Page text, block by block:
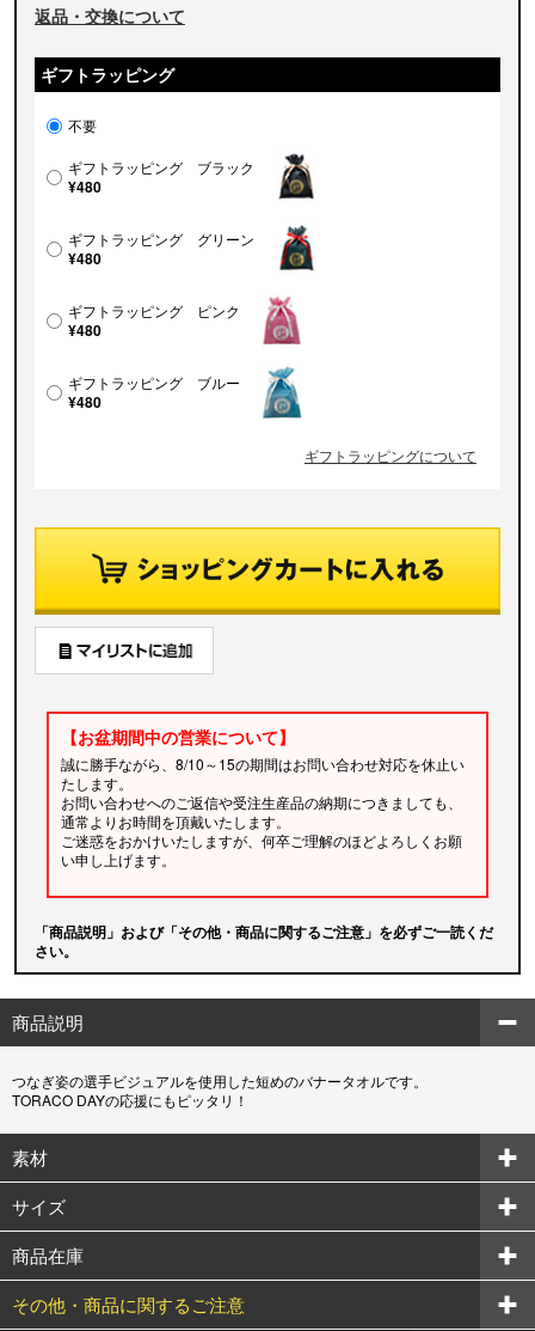
返品・交換について
ギフトラッピング
不要
ギフトラッピング ブラック
¥480
ギフトラッピング グリーン
¥480
ギフトラッピング ピンク
¥480
ギフトラッピング ブルー
¥480
ギフトラッピングについて
【お盆期間中の営業について】
誠に勝手ながら、8/10～15の期間はお問い合わせ対応を休止い
たします。
お問い合わせへのご返信や受注生産品の納期につきましても、
通常よりお時間を頂戴いたします。
ご迷惑をおかけいたしますが、何卒ご理解のほどよろしくお願
い申し上げます。
「商品説明」および「その他・商品に関するご注意」を必ずご一読くだ
さい。
商品説明
つなぎ姿の選手ビジュアルを使用した短めのバナータオルです。
TORACO DAYの応援にもピッタリ！
素材
サイズ
商品在庫
その他・商品に関するご注意